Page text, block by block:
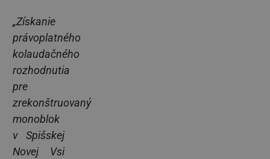
„Získanie
právoplatného
kolaudačného
rozhodnutia
pre
zrekonštruovaný
monoblok
v Spišskej
Novej Vsi